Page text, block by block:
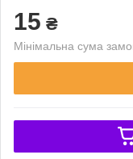
15 ₴
Мінімальна сума